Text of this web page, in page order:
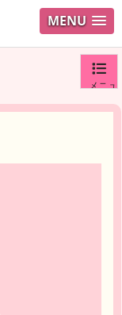
MENU
メニュ